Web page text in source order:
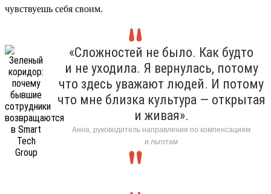
чувствуешь себя своим.
«Сложностей не было. Как будто
и не уходила. Я вернулась, потому
что здесь уважают людей. И потому
что мне близка культура — открытая
и живая».
Анна, руководитель направления по компенсациям
и льготам